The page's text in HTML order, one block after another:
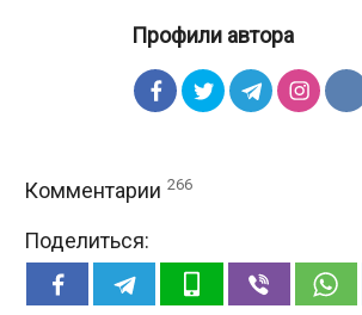
Профили автора
Комментарии 266
Поделиться: